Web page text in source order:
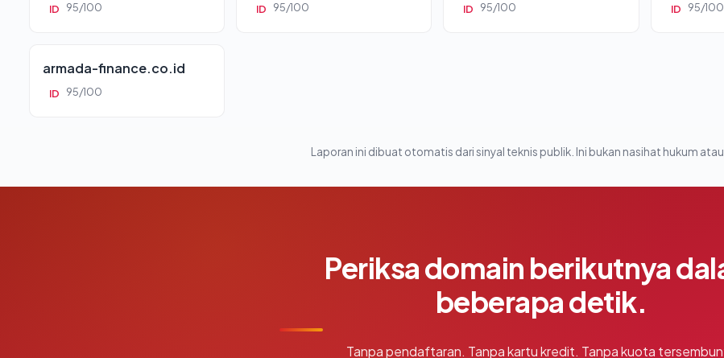
ID 95/100 ID 95/100 ID 95/100 ID 95/100
armada-finance.co.id
ID 95/100
Laporan ini dibuat otomatis dari sinyal teknis publik. Ini bukan nasihat hukum atau
Periksa domain berikutnya
beberapa detik.
Tanpa pendaftaran. Tanpa kartu kredit. Tanpa kuota